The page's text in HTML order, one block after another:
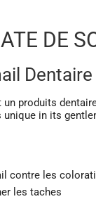
DE
Dentaire
produits
unique in its
contre les
les taches